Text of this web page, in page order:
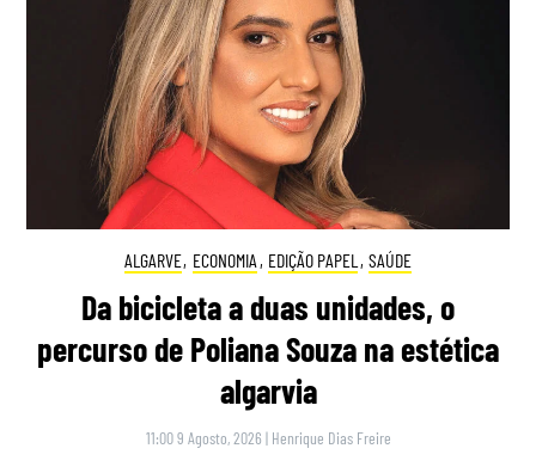
ALGARVE, ECONOMIA , EDIÇÃO PAPEL , SAÚDE
Da bicicleta a duas unidades, o
percurso de Poliana Souza na estética
algarvia
11:00 9 Agosto, 2026 | Henrique Dias Freire